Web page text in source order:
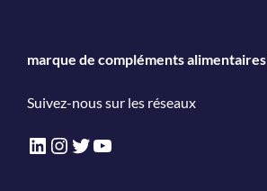
marque de compléments alimentaires
Suivez-nous sur les réseaux
LinkedIn
Instagram
Twitter
YouTube